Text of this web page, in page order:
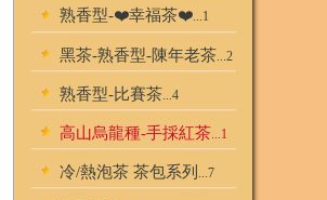
熟香型-❤️幸福茶❤️ ...1
黑茶-熟香型-陳年老茶 ...2
熟香型-比賽茶 ...4
高山烏龍種-手採紅茶 ...1
冷/熱泡茶 茶包系列 ...7